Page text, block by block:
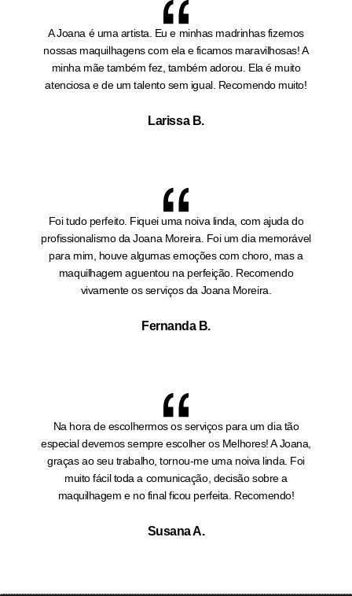
A Joana é uma artista. Eu e minhas madrinhas fizemos
nossas maquilhagens com ela e ficamos maravilhosas! A
minha mãe também fez, também adorou. Ela é muito
atenciosa e de um talento sem igual. Recomendo muito!
Larissa B.
Foi tudo perfeito. Fiquei uma noiva linda, com ajuda do
profissionalismo da Joana Moreira. Foi um dia memorável
para mim, houve algumas emoções com choro, mas a
maquilhagem aguentou na perfeição. Recomendo
vivamente os serviços da Joana Moreira.
Fernanda B.
Na hora de escolhermos os serviços para um dia tão
especial devemos sempre escolher os Melhores! A Joana,
graças ao seu trabalho, tornou-me uma noiva linda. Foi
muito fácil toda a comunicação, decisão sobre a
maquilhagem e no final ficou perfeita. Recomendo!
Susana A.